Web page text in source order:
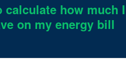
calculate how much
on my energy bill